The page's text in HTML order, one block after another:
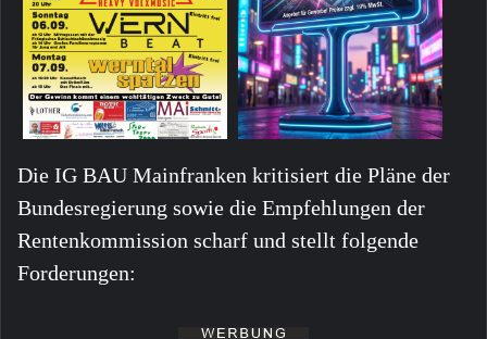
Die IG BAU Mainfranken kritisiert die Pläne der
Bundesregierung sowie die Empfehlungen der
Rentenkommission scharf und stellt folgende
Forderungen: